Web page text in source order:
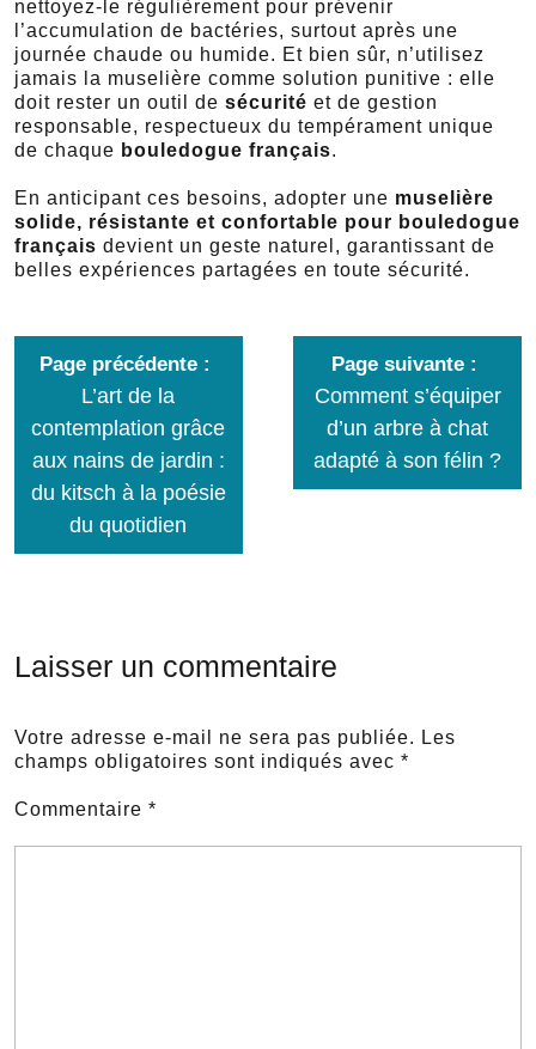
nettoyez-le régulièrement pour prévenir
l’accumulation de bactéries, surtout après une
journée chaude ou humide. Et bien sûr, n’utilisez
jamais la muselière comme solution punitive : elle
doit rester un outil de sécurité et de gestion
responsable, respectueux du tempérament unique
de chaque bouledogue français.
En anticipant ces besoins, adopter une muselière
solide, résistante et confortable pour bouledogue
français devient un geste naturel, garantissant de
belles expériences partagées en toute sécurité.
Page précédente
L’art de la
contemplation grâce
aux nains de jardin :
du kitsch à la poésie
du quotidien
Page suivante
Comment s’équiper
d’un arbre à chat
adapté à son félin ?
Laisser un commentaire
Votre adresse e-mail ne sera pas publiée. Les
champs obligatoires sont indiqués avec *
Commentaire *